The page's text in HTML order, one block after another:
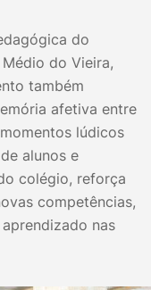
do
do Vieira,
também
afetiva entre
lúdicos
alunos e
colégio, reforça
competências,
nas